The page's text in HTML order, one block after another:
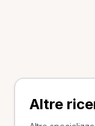
Altre